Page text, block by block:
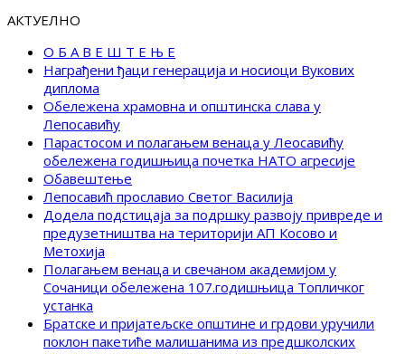
АКТУЕЛНО
О Б А В Е Ш Т Е Њ Е
Награђени ђаци генерација и носиоци Вукових
диплома
Обележена храмовна и општинска слава у
Лепосавићу
Парастосом и полагањем венаца у Леосавићу
обележена годишњица почетка НАТО агресије
Обавештење
Лепосавић прославио Светог Василија
Додела подстицаја за подршку развоју привреде и
предузетништва на територији АП Косово и
Метохија
Полагањем венаца и свечаном академијом у
Сочаници обележена 107.годишњица Топличког
устанка
Братске и пријатељске општине и грдови уручили
поклон пакетиће малишанима из предшколских